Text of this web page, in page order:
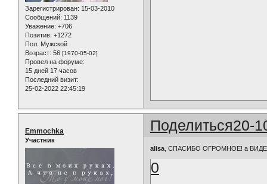
Зарегистрирован: 15-03-2010
Сообщений: 1139
Уважение: +706
Позитив: +1272
Пол: Мужской
Возраст: 56 [1970-05-02]
Провел на форуме:
15 дней 17 часов
Последний визит:
25-02-2022 22:45:19
Поделиться20-
Emmochka
Участник
alisa , СПАСИБО ОГРОМНОЕ! а
0